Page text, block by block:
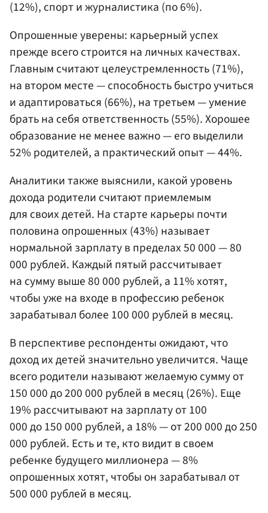
(12%), спорт и журналистика (по 6%).
Опрошенные уверены: карьерный успех
прежде всего строится на личных качествах.
Главным считают целеустремленность (71%),
на втором месте — способность быстро учиться
и адаптироваться (66%), на третьем — умение
брать на себя ответственность (55%). Хорошее
образование не менее важно — его выделили
52% родителей, а практический опыт — 44%.
Аналитики также выяснили, какой уровень
дохода родители считают приемлемым
для своих детей. На старте карьеры почти
половина опрошенных (43%) называет
нормальной зарплату в пределах 50 000 — 80
000 рублей. Каждый пятый рассчитывает
на сумму выше 80 000 рублей, а 11% хотят,
чтобы уже на входе в профессию ребенок
зарабатывал более 100 000 рублей в месяц.
В перспективе респонденты ожидают, что
доход их детей значительно увеличится. Чаще
всего родители называют желаемую сумму от
150 000 до 200 000 рублей в месяц (26%). Еще
19% рассчитывают на зарплату от 100
000 до 150 000 рублей, а 18% — от 200 000 до 250
000 рублей. Есть и те, кто видит в своем
ребенке будущего миллионера — 8%
опрошенных хотят, чтобы он зарабатывал от
500 000 рублей в месяц.